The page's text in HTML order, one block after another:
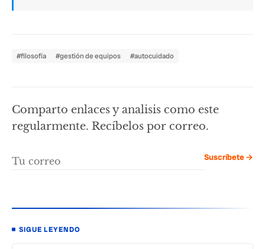
#filosofía #gestión de equipos #autocuidado
Comparto enlaces y analisis como este
regularmente. Recíbelos por correo.
Suscríbete →
SIGUE LEYENDO